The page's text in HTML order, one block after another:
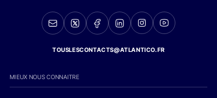
TOUSLESCONTACTS@ATLANTICO.FR
MIEUX NOUS CONNAITRE